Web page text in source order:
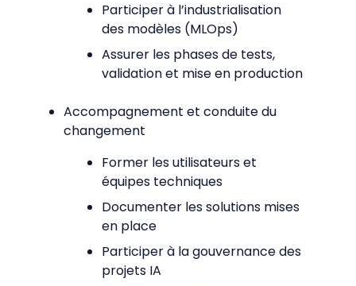
Participer à l’industrialisation
des modèles (MLOps)
Assurer les phases de tests,
validation et mise en production
Accompagnement et conduite du
changement
Former les utilisateurs et
équipes techniques
Documenter les solutions mises
en place
Participer à la gouvernance des
projets IA